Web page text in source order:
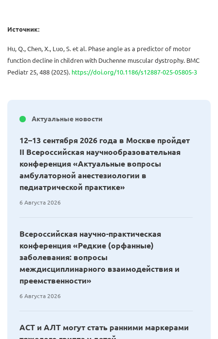
Источник:
Hu, Q., Chen, X., Luo, S. et al. Phase angle as a predictor of motor
function decline in children with Duchenne muscular dystrophy. BMC
Pediatr 25, 488 (2025). https://doi.org/10.1186/s12887-025-05805-3
Актуальные новости
12–13 сентября 2026 года в Москве пройдет
II Всероссийская научнообразовательная
конференция «Актуальные вопросы
амбулаторной анестезиологии в
педиатрической практике»
6 Августа 2026
Всероссийская научно-практическая
конференция «Редкие (орфанные)
заболевания: вопросы
междисциплинарного взаимодействия и
преемственности»
6 Августа 2026
АСТ и АЛТ могут стать ранними маркерами